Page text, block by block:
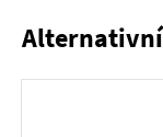
Alternativní